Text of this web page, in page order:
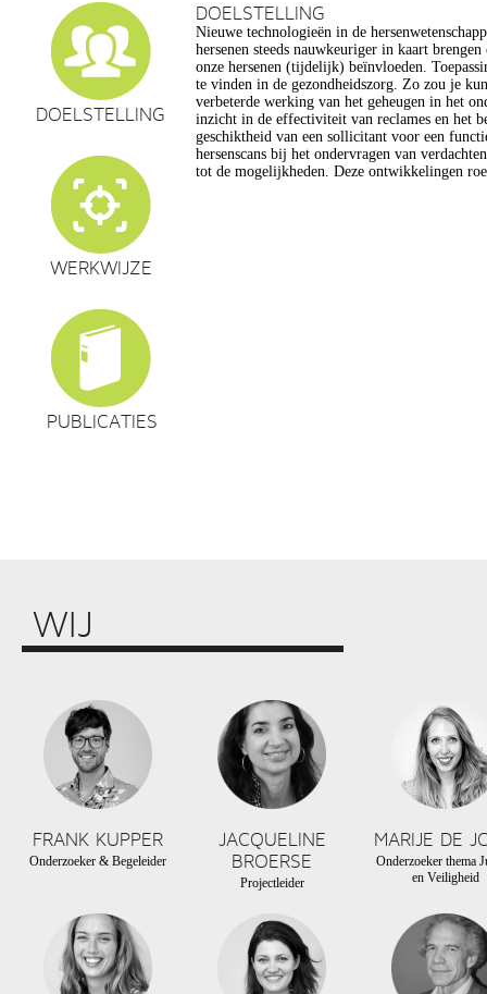
DOELSTELLING
WERKWIJZE
PUBLICATIES
DOELSTELLING
Nieuwe technologieën in de
hersenen steeds nauwkeuriger in kaart
onze hersenen (tijdelijk) beïnvloeden.
te vinden in de gezondheidszorg. Zo zou je
verbeterde werking van het geheugen in het
inzicht in de effectiviteit van reclames en het
geschiktheid van een sollicitant voor een
hersenscans bij het ondervragen van
tot de mogelijkheden. Deze ontwikkelingen
vragen op, onder meer op het gebied van de
privacy, gelijkheid, stigmatisering),
en veranderingen in ons normen en waarden
commerciële toepassing van een aantal van
een extra reden voor zorg. Het doel van dit
maatschappelijk verantwoorde ontwikkeling van
de hersenwetenschappen te realiseren,
WIJ
FRANK KUPPER
Onderzoeker & Begeleider
JACQUELINE
BROERSE
Projectleider
MARIJE DE
Onderzoeker thema
en Veiligheid